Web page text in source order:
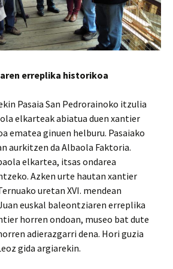
erreplika historikoa
Pasaia San Pedrorainoko itzulia
elkarteak abiatua duen xantier
ematea ginuen helburu. Pasaiako
aurkitzen da Albaola Faktoria.
elkartea, itsas ondarea
Azken urte hautan xantier
uretan XVI. mendean
euskal baleontziaren erreplika
horren ondoan, museo bat dute
adierazgarri dena. Hori guzia
gida argiarekin.